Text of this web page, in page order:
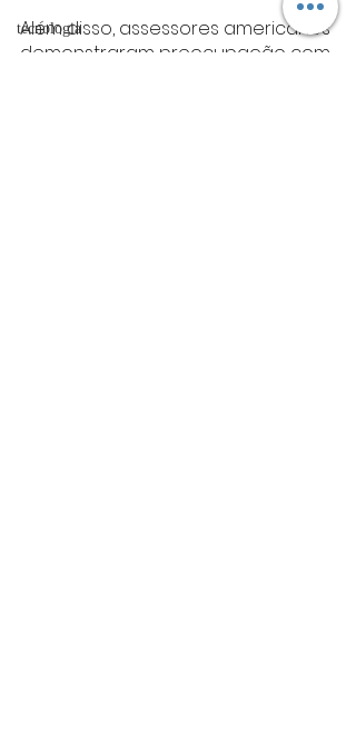
tecnologia
Além disso, assessores americanos
demonstraram preocupação com